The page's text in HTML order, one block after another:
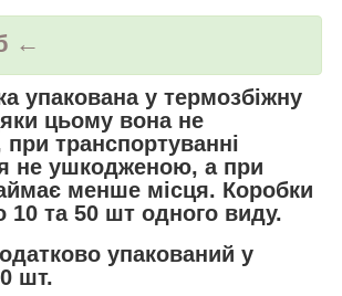
←
упакована у термозбіжну
цьому вона не
транспортуванні
не ушкодженою, а при
менше місця. Коробки
10 та 50 шт одного виду.
упакований у
шт.